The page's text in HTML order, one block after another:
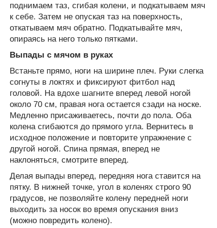
поднимаем таз, сгибая колени, и подкатываем мяч
к себе. Затем не опуская таз на поверхность,
откатываем мяч обратно. Подкатывайте мяч,
опираясь на него только пятками.
Выпады с мячом в руках
Встаньте прямо, ноги на ширине плеч. Руки слегка
согнуты в локтях и фиксируют фитбол над
головой. На вдохе шагните вперед левой ногой
около 70 см, правая нога остается сзади на носке.
Медленно присаживаетесь, почти до пола. Оба
колена сгибаются до прямого угла. Вернитесь в
исходное положение и повторите упражнение с
другой ногой. Спина прямая, вперед не
наклоняться, смотрите вперед.
Делая выпады вперед, передняя нога ставится на
пятку. В нижней точке, угол в коленях строго 90
градусов, не позволяйте колену передней ноги
выходить за носок во время опускания вниз
(можно повредить колено).